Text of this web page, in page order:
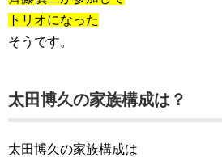
トリオになった
そうです。
太田博久の家族構成は？
太田博久の家族構成は